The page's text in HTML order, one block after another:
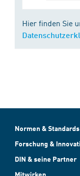
Hier finden Sie
Normen & Standards
Forschung &
DIN & seine Partner
Mitwirken